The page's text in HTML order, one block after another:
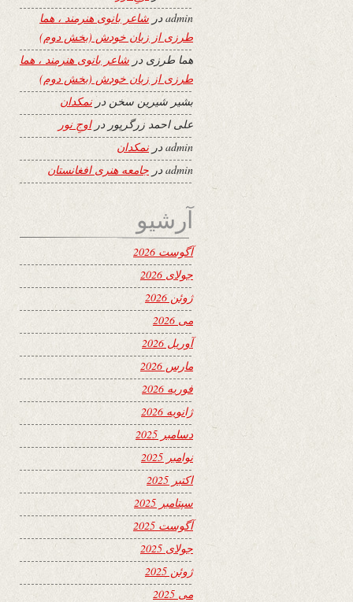
adminدر شاعر بانوی هنرمند ، هما
طرزی از زبان خودش (بخش دوم)
هما طرزی در شاعر بانوی هنرمند ، هما
طرزی از زبان خودش (بخش دوم)
بشیر شیرین سخن درنمکدان
علی احمد زرگرپور دراوجِ نور
adminدرنمکدان
admin در جامعه هنری افغانستان
آرشیو
آگوست 2026
جولای 2026
ژوئن 2026
می 2026
آوریل 2026
مارس 2026
فوریه 2026
ژانویه 2026
دسامبر 2025
نوامبر 2025
اکتبر 2025
سپتامبر 2025
آگوست 2025
جولای 2025
ژوئن 2025
می 2025